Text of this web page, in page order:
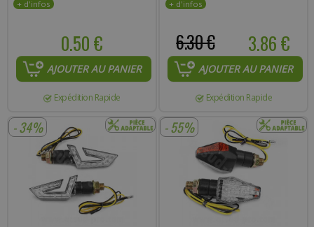
0.50 €
AJOUTER AU PANIER
Expédition Rapide
3.86 €
6.30 €
AJOUTER AU PANIER
Expédition Rapide
- 34% - 55%